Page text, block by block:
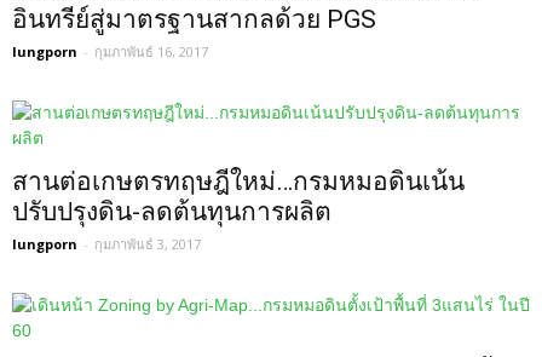
อินทรีย์สู่มาตรฐานสากลด้วย PGS
lungporn - กุมภาพันธ์ 16, 2017
สานต่อเกษตรทฤษฎีใหม่…กรมหมอดินเน้น
ปรับปรุงดิน-ลดต้นทุนการผลิต
lungporn - กุมภาพันธ์ 3, 2017